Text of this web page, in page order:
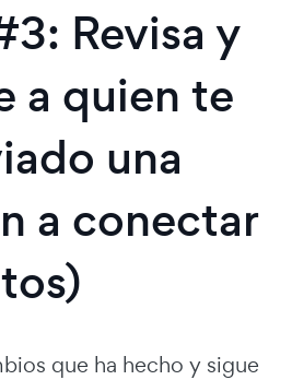
Revisa y
a quien te
una
a conectar
que ha hecho y sigue